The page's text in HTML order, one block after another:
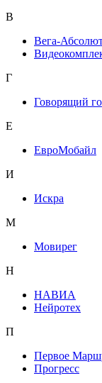
В
Вега-
Г
Говорящий
Е
ЕвроМобайл
И
Искра
М
Мовирег
Н
НАВИА
Нейротех
П
Первое
Прогресс